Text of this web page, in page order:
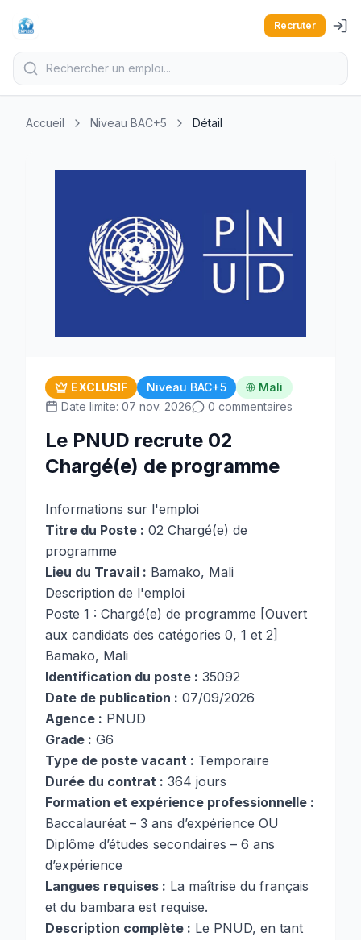
Recruter
Accueil Niveau BAC+5 Détail
EXCLUSIF Niveau BAC+5
Mali
Date limite: 07 nov. 2026
0 commentaires
Le PNUD recrute 02
Chargé(e) de programme
Informations sur l'emploi
Titre du Poste : 02 Chargé(e) de
programme
Lieu du Travail : Bamako, Mali
Description de l'emploi
Poste 1 : Chargé(e) de programme [Ouvert
aux candidats des catégories 0, 1 et 2]
Bamako, Mali
Identification du poste : 35092
Date de publication : 07/09/2026
Agence : PNUD
Grade : G6
Type de poste vacant : Temporaire
Durée du contrat : 364 jours
Formation et expérience professionnelle :
Baccalauréat – 3 ans d’expérience OU
Diplôme d’études secondaires – 6 ans
d’expérience
Langues requises : La maîtrise du français
et du bambara est requise.
Description complète : Le PNUD, en tant